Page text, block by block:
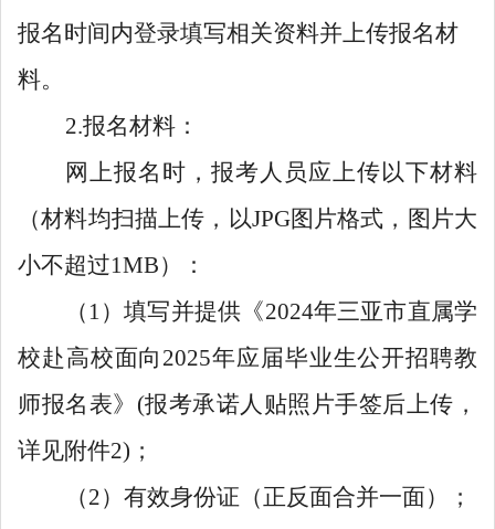
报名时间内登录填写相关资料并上传报名材
料。
2.报名材料：
网上报名时，报考人员应上传以下材料
（材料均扫描上传，以JPG图片格式，图片大
小不超过1MB）：
（1）填写并提供《2024年三亚市直属学
校赴高校面向2025年应届毕业生公开招聘教
师报名表》(报考承诺人贴照片手签后上传，
详见附件2)；
（2）有效身份证（正反面合并一面）；